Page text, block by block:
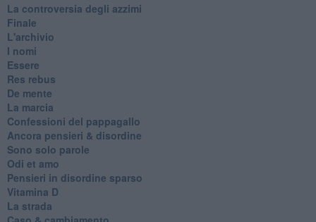
La controversia degli azzimi
Finale
L'archivio
I nomi
Essere
Res rebus
De mente
La marcia
Confessioni del pappagallo
Ancora pensieri & disordine
Sono solo parole
Odi et amo
Pensieri in disordine sparso
Vitamina D
La strada